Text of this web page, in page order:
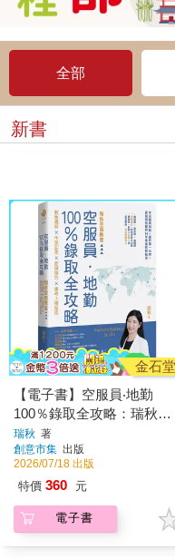
全部
新書
金石堂
【電子書】空服員‧地勤
100％錄取全攻略：瑞秋空
姐教室，髮妝儀態 × 中英回
答 × 面試技巧 × 應考上榜指
南
瑞秋 著
創意市集 出版
2026/07/18 出版
特價 360 元
電子書